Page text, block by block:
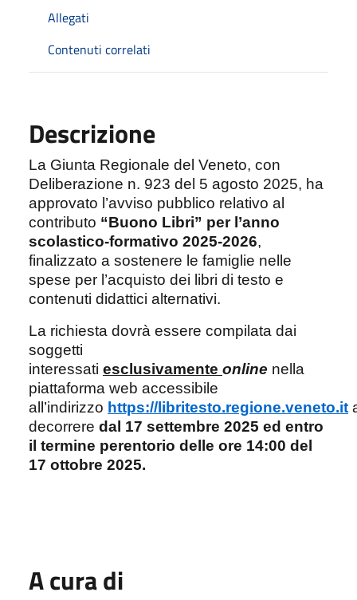
Allegati
Contenuti correlati
Descrizione
La Giunta Regionale del Veneto, con
Deliberazione n. 923 del 5 agosto 2025, ha
approvato l’avviso pubblico relativo al
contributo “Buono Libri” per l’anno
scolastico-formativo 2025-2026,
finalizzato a sostenere le famiglie nelle
spese per l’acquisto dei libri di testo e
contenuti didattici alternativi.
La richiesta dovrà essere compilata dai
soggetti
interessati esclusivamente online nella
piattaforma web accessibile
all’indirizzo https://libritesto.regione.veneto.it
decorrere dal 17 settembre 2025 ed entro
il termine perentorio delle ore 14:00 del
17 ottobre 2025.
A cura di